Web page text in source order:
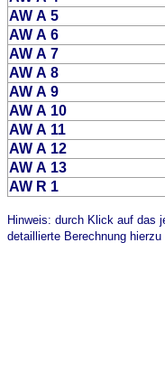
AW A 5
AW A 6
AW A 7
AW A 8
AW A 9
AW A 10
AW A 11
AW A 12
AW A 13
AW R 1
Hinweis: durch Klick auf das
detaillierte Berechnung hierzu